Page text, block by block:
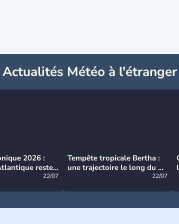
Actualités Météo à l'étranger
2026 :
reste
22/07
Tempête tropicale Bertha :
une trajectoire le long du du
22/07